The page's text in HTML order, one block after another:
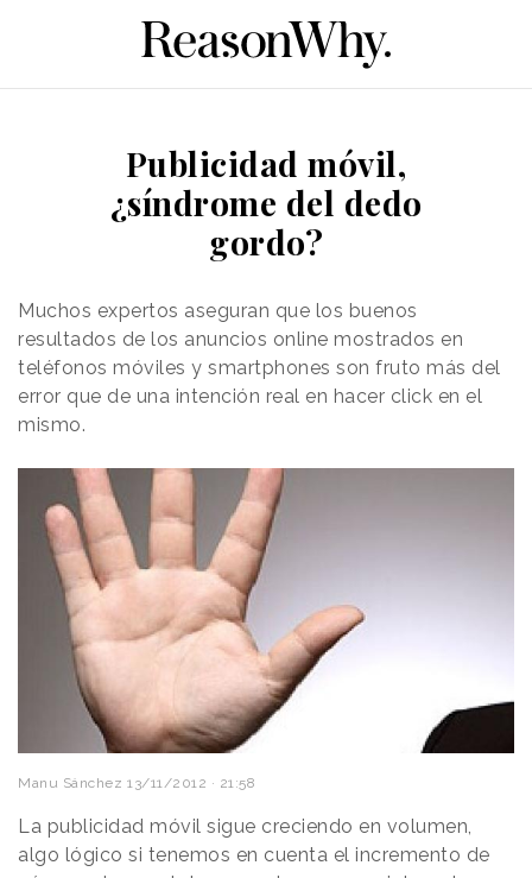
Publicidad móvil,
¿síndrome del dedo
gordo?
Muchos expertos aseguran que los buenos
resultados de los anuncios online mostrados en
teléfonos móviles y smartphones son fruto más del
error que de una intención real en hacer click en el
mismo.
Manu Sánchez 13/11/2012 · 21:58
La publicidad móvil sigue creciendo en volumen,
algo lógico si tenemos en cuenta el incremento de